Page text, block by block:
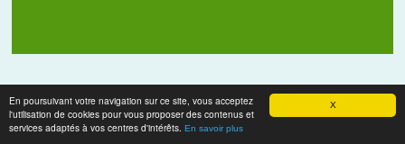
X
En poursuivant votre navigation sur ce site, vous acceptez
l'utilisation de cookies pour vous proposer des contenus et
services adaptés à vos centres d'intérêts. En savoir plus